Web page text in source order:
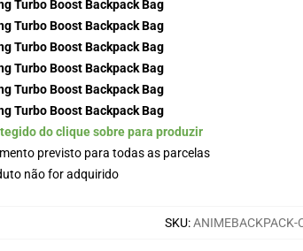
do clique sobre para produzir
previsto para todas as parcelas
não for adquirido
SKU:ANIMEBACKPACK-